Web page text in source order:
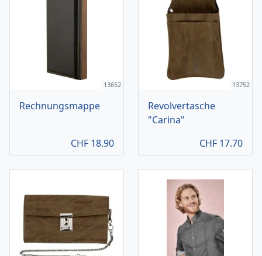
13652
Rechnungsmappe
CHF 18.90
13752
Revolvertasche
"Carina"
CHF 17.70